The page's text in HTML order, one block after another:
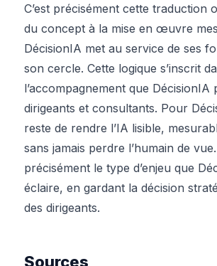
C’est précisément cette traduction
du concept à la mise en œuvre
DécisionIA met au service de ses
son cercle. Cette logique s’inscrit
l’accompagnement que DécisionIA
dirigeants et consultants. Pour
reste de rendre l’IA lisible,
sans jamais perdre l’humain de vue.
précisément le type d’enjeu que
éclaire, en gardant la décision
des dirigeants.
Sources